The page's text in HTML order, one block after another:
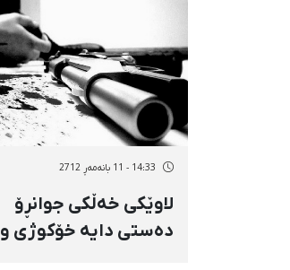
14:33 - 11 بانەمەڕ 2712
لاوێكی خەڵكی جوانڕۆ
دەستی دایە خۆكوژی و